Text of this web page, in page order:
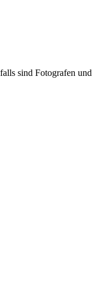
sind Fotografen und